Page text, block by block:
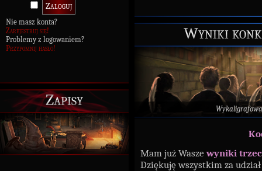
Nie masz konta?
Zarejestruj się!
Problemy z logowaniem?
Przypomnij hasło!
Zapisy
Wyniki
Mam już Waszewyniki
Dziękuję wszystkim za